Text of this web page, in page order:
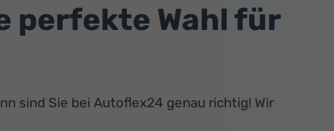
perfekte Wahl für
sind Sie bei Autoflex24 genau richtig! Wir